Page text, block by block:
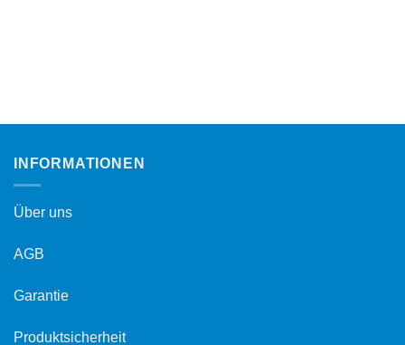
INFORMATIONEN
Über uns
AGB
Garantie
Produktsicherheit